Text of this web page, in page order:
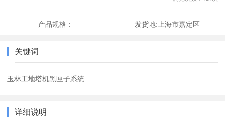
产品规格： 发货地:上海市嘉定区
关键词
玉林工地塔机黑匣子系统
详细说明